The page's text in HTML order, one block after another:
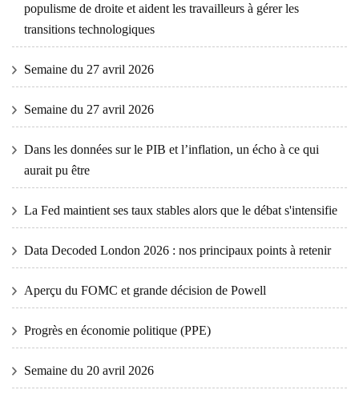
populisme de droite et aident les travailleurs à gérer les
transitions technologiques
Semaine du 27 avril 2026
Semaine du 27 avril 2026
Dans les données sur le PIB et l’inflation, un écho à ce qui
aurait pu être
La Fed maintient ses taux stables alors que le débat s'intensifie
Data Decoded London 2026 : nos principaux points à retenir
Aperçu du FOMC et grande décision de Powell
Progrès en économie politique (PPE)
Semaine du 20 avril 2026